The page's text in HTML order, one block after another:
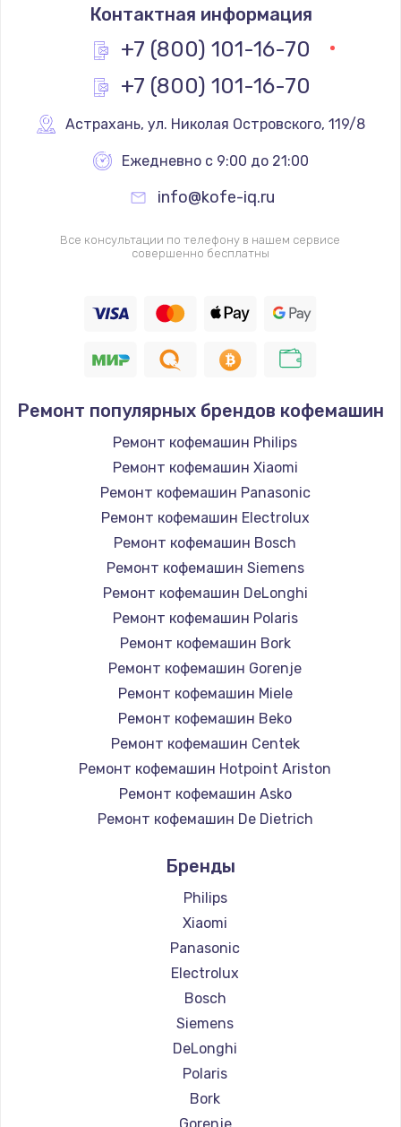
Заказать
745 руб.
Заказать
Замена блока управления
1500 руб.
Заказать
1000 руб.
1500 руб.
Заказать
1500 руб.
Заказать
Замена клапана дренажа
1500 руб.
Заказать
Ремонт термоблока/пароблока
400 руб.
Заказать
Контактная информация
+7 (800) 101-16-70
+7 (800) 101-16-70
Астрахань, ул. Николая Островского, 119/8
Ежедневно с 9:00 до 21:00
info@kofe-iq.ru
Все консультации по телефону в нашем сервисе
совершенно бесплатны
Ремонт популярных брендов кофемашин
Ремонт кофемашин Philips
Ремонт кофемашин Xiaomi
Ремонт кофемашин Panasonic
Ремонт кофемашин Electrolux
Ремонт кофемашин Bosch
Ремонт кофемашин Siemens
Ремонт кофемашин DeLonghi
Ремонт кофемашин Polaris
Ремонт кофемашин Bork
Ремонт кофемашин Gorenje
Ремонт кофемашин Miele
Ремонт кофемашин Beko
Ремонт кофемашин Centek
Ремонт кофемашин Hotpoint Ariston
Ремонт кофемашин Asko
Ремонт кофемашин De Dietrich
Ремонт кофемашин Ascaso
Ремонт кофемашин Jura
Ремонт кофемашин Olympia
Ремонт кофемашин Saeco
Ремонт кофемашин La Cimbali
Ремонт кофемашин WMF
Ремонт кофемашин Yamaguchi
Ремонт кофемашин Nivona
Ремонт кофемашин Astoria
Ремонт кофемашин JVC
Ремонт кофемашин Ariston
Бренды
Philips
Xiaomi
Panasonic
Electrolux
Bosch
Siemens
DeLonghi
Polaris
Bork